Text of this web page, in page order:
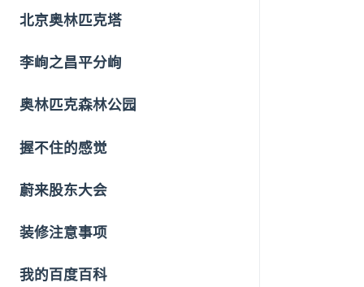
北京奥林匹克塔
李峋之昌平分峋
奥林匹克森林公园
握不住的感觉
蔚来股东大会
装修注意事项
我的百度百科